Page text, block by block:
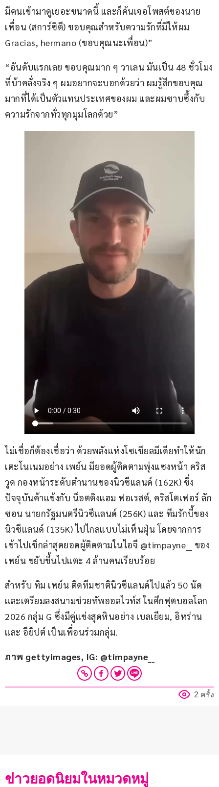
มีคนเข้ามาดูเยอะขนาดนี้ และก็ค้นเจอโพสต์ของนาย
เพื่อน (สการ์ซิตี) ขอบคุณสำหรับความรักที่มีให้ผม
Gracias, hermano (ขอบคุณนะเพื่อน)”
“อันดับแรกเลย ขอบคุณมาก ๆ วาเลน มันเป็น 48 ชั่วโมง
ที่บ้าคลั่งจริง ๆ ผมอยากจะบอกด้วยว่า ผมรู้สึกขอบคุณ
มากที่ได้เป็นตัวแทนประเทศของผม และผมซาบซึ้งกับ
ความรักจากทั่วทุกมุมโลกด้วย”
ไม่เชื่อก็ต้องเชื่อว่า ด้วยพลังแห่งโซเชียลมีเดียทำให้นัก
เตะโนเนมอย่าง เพย์น มียอดผู้ติดตามพุ่งแซงหน้า คริส
วูด กองหน้าระดับตำนานของนิวซีแลนด์ (162K) ซึ่ง
ปัจจุบันค้าแข้งกับ น็อตติงแฮม ฟอเรสต์, คริสโตเฟอร์ ลัก
ซอน นายกรัฐมนตรีนิวซีแลนด์ (256K) และ ทีมรักบี้ของ
นิวซีแลนด์ (135K) ไปไกลแบบไม่เห็นฝุ่น โดยจากการ
เข้าไปเช็กล่าสุดยอดผู้ติดตามในไอจี @timpayne__ ของ
เพย์น ขยับขึ้นไปแตะ 4 ล้านคนเรียบร้อย
สำหรับ ทิม เพย์น ติดทีมชาตินิวซีแลนด์ไปแล้ว 50 นัด
และเตรียมลงสนามช่วยทัพออลไวท์ส ในศึกฟุตบอลโลก
2026 กลุ่ม G ซึ่งมีคู่แข่งสุดหินอย่าง เบลเยียม, อิหร่าน
และ อียิปต์ เป็นเพื่อนร่วมกลุ่ม.
ภาพ gettyimages, IG: @timpayne__
2 ครั้ง
ข่าวยอดนิยมในหมวดหมู่